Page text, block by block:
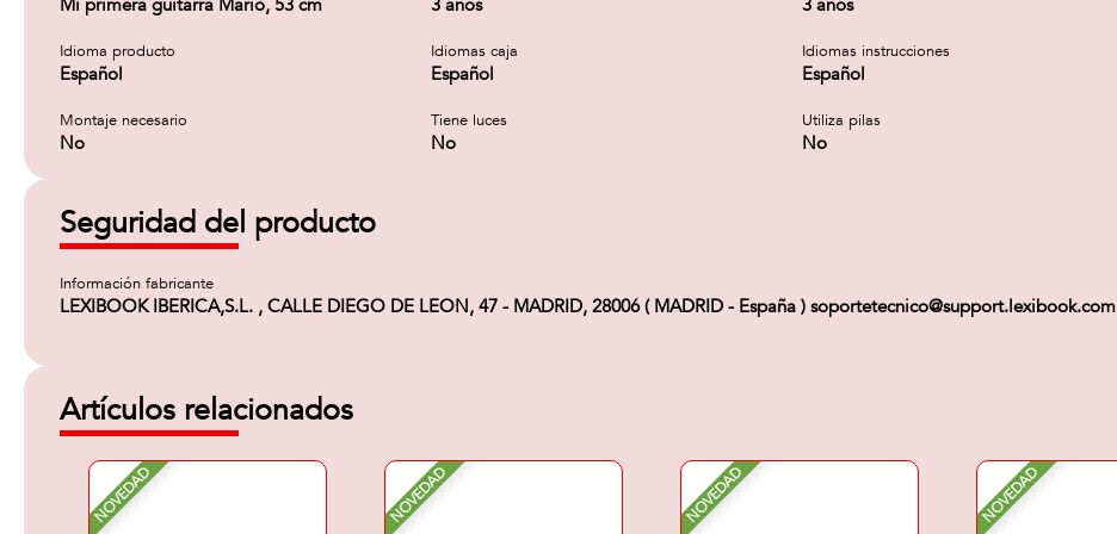
Mi primera guitarra Mario, 53 cm 3 años 3 años
Idioma producto
Español
Idiomas caja
Español
Idiomas instrucciones
Español
Montaje necesario
No
Tiene luces
No
Utiliza pilas
No
Seguridad del producto
Información fabricante
LEXIBOOK IBERICA,S.L. , CALLE DIEGO DE LEON, 47 - MADRID, 28006 ( MADRID - España ) soportetecnico@support.lexibook.com
Artículos relacionados
NOVEDAD NOVEDAD NOVEDAD NOVEDAD